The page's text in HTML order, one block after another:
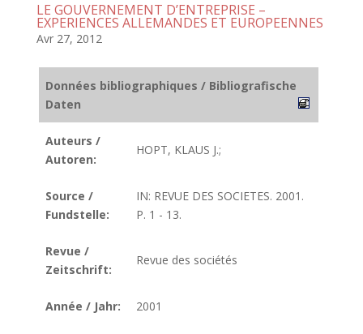
LE GOUVERNEMENT D’ENTREPRISE –
EXPERIENCES ALLEMANDES ET EUROPEENNES
Avr 27, 2012
Données bibliographiques / Bibliografische
Daten
Auteurs /
Autoren:
HOPT, KLAUS J.;
Source /
Fundstelle:
IN: REVUE DES SOCIETES. 2001.
P. 1 - 13.
Revue /
Zeitschrift:
Revue des sociétés
Année / Jahr: 2001